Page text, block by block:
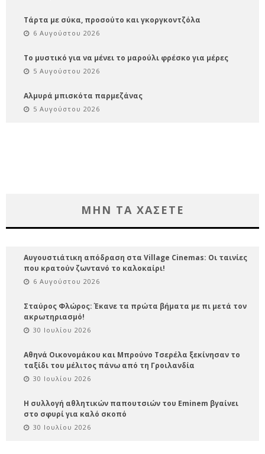
Τάρτα με σύκα, προσούτο και γκοργκοντζόλα
6 Αυγούστου 2026
Το μυστικό για να μένει το μαρούλι φρέσκο για μέρες
5 Αυγούστου 2026
Αλμυρά μπισκότα παρμεζάνας
5 Αυγούστου 2026
ΜΗΝ ΤΑ ΧΑΣΕΤΕ
Αυγουστιάτικη απόδραση στα Village Cinemas: Οι ταινίες
που κρατούν ζωντανό το καλοκαίρι!
6 Αυγούστου 2026
Σταύρος Φλώρος: Έκανε τα πρώτα βήματα με πι μετά τον
ακρωτηριασμό!
30 Ιουλίου 2026
Αθηνά Οικονομάκου και Μπρούνο Τσερέλα ξεκίνησαν το
ταξίδι του μέλιτος πάνω από τη Γροιλανδία
30 Ιουλίου 2026
Η συλλογή αθλητικών παπουτσιών του Eminem βγαίνει
στο σφυρί για καλό σκοπό
30 Ιουλίου 2026